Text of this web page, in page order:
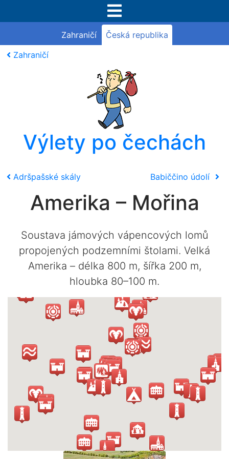
Zahraničí
Česká republika
Zahraničí
Výlety po čechách
Adršpašské skály
Amerika – Mořina
Babiččino údolí
Soustava jámových vápencových lomů
propojených podzemními štolami. Velká
Amerika – délka 800 m, šířka 200 m,
hloubka 80–100 m.